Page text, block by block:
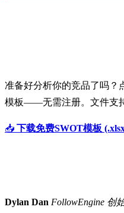
准备好分析你的竞品了吗？
模板——无需注册。文件支持
📥 下载免费SWOT模板
Dylan Dan FollowEngine 创